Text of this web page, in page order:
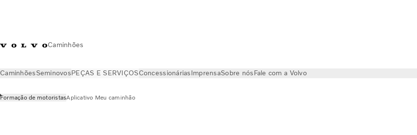
Caminhões
CaminhõesSeminovosPEÇAS E SERVIÇOSConcessionáriasImprensaSobre nósFale com a Volvo
Formação de motoristasAplicativo Meu caminhão